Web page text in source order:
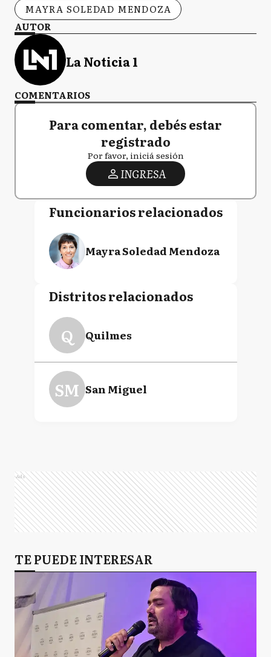
MAYRA SOLEDAD MENDOZA
AUTOR
La Noticia 1
COMENTARIOS
Para comentar, debés estar
registrado
Por favor, iniciá sesión
INGRESA
Funcionarios relacionados
Mayra Soledad Mendoza
Distritos relacionados
Q Quilmes
SM San Miguel
Ads
TE PUEDE INTERESAR